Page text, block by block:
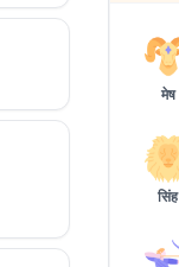
मेष
सिंह